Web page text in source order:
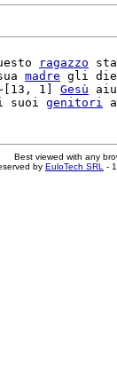
ragazzo
madre gli
1] Gesù
suoi genitori
Best viewed with any
by EuloTech SRL -